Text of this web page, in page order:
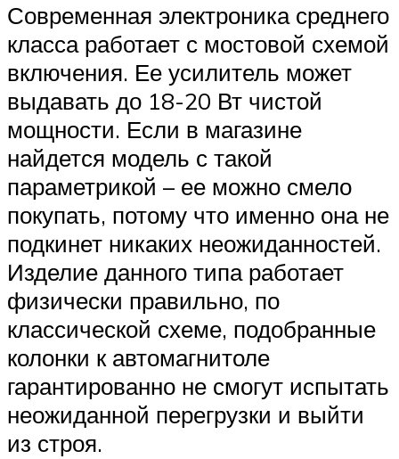
Современная электроника среднего
класса работает с мостовой схемой
включения. Ее усилитель может
выдавать до 18-20 Вт чистой
мощности. Если в магазине
найдется модель с такой
параметрикой – ее можно смело
покупать, потому что именно она не
подкинет никаких неожиданностей.
Изделие данного типа работает
физически правильно, по
классической схеме, подобранные
колонки к автомагнитоле
гарантированно не смогут испытать
неожиданной перегрузки и выйти
из строя.